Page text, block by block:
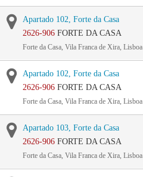
Apartado 102, Forte da Casa
2626-906 FORTE DA CASA
Forte da Casa, Vila Franca de Xira, Lisboa
Apartado 102, Forte da Casa
2626-906 FORTE DA CASA
Forte da Casa, Vila Franca de Xira, Lisboa
Apartado 103, Forte da Casa
2626-906 FORTE DA CASA
Forte da Casa, Vila Franca de Xira, Lisboa